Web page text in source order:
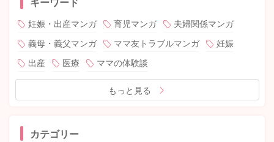
妊娠・出産マンガ 育児マンガ
夫婦関係マンガ
義母・義父マンガ
ママ友トラブルマンガ
妊娠
出産
医療 ママの体験談
もっと見る
カテゴリー